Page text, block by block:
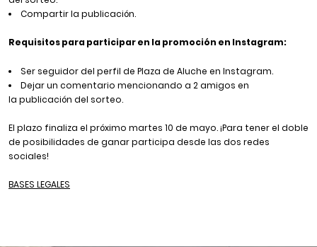
Compartir la publicación.
Requisitos para participar en la promoción en Instagram:
Ser seguidor del perfil de Plaza de Aluche en Instagram.
Dejar un comentario mencionando a 2 amigos en
la publicación del sorteo.
El plazo finaliza el próximo martes 10 de mayo. ¡Para tener el doble
de posibilidades de ganar participa desde las dos redes
sociales!
BASES LEGALES